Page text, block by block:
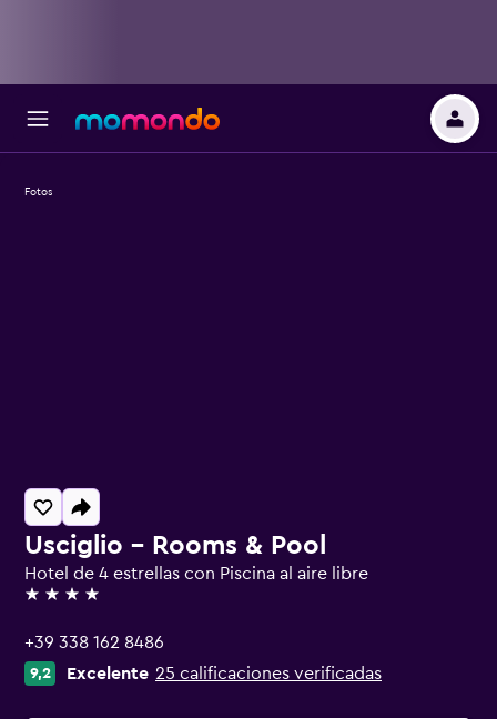
Usciglio - Rooms & Pool
Hotel de 4 estrellas con Piscina al aire libre
4 estrellas
+39 338 162 8486
9,2 Excelente 25 calificaciones verificadas
Fotos